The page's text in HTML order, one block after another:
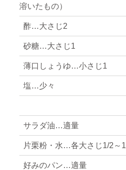
溶いたもの）
酢…大さじ2
砂糖…大さじ1
薄口しょうゆ…小さじ1
塩…少々
サラダ油…適量
片栗粉・水…各大さじ1/2～1
好みのパン…適量